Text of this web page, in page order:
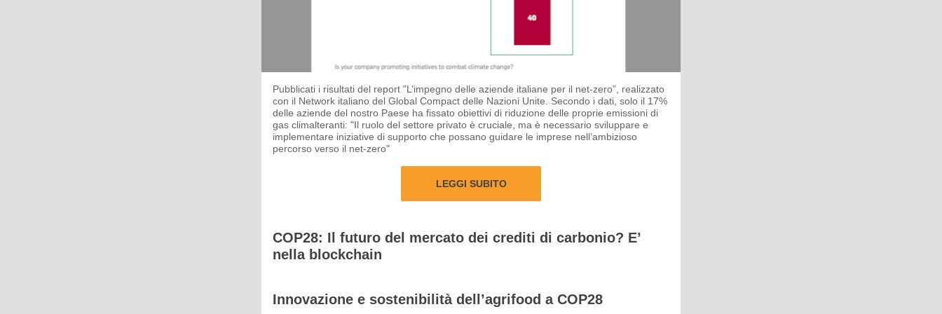
Pubblicati i risultati del report "L’impegno delle aziende italiane per il net-zero”, realizzato
con il Network italiano del Global Compact delle Nazioni Unite. Secondo i dati, solo il 17%
delle aziende del nostro Paese ha fissato obiettivi di riduzione delle proprie emissioni di
gas climalteranti: "Il ruolo del settore privato è cruciale, ma è necessario sviluppare e
implementare iniziative di supporto che possano guidare le imprese nell’ambizioso
percorso verso il net-zero"
LEGGI SUBITO
COP28: Il futuro del mercato dei crediti di carbonio? E’
nella blockchain
Innovazione e sostenibilità dell’agrifood a COP28